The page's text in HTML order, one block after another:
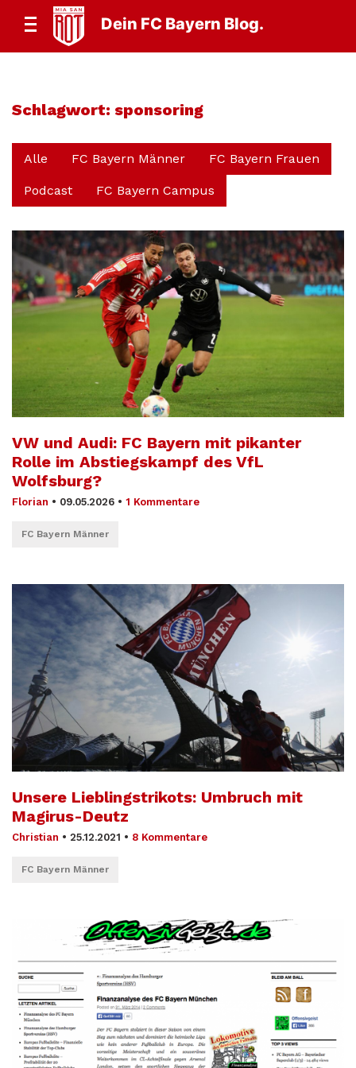
Dein FC Bayern Blog.
Schlagwort: sponsoring
Alle FC Bayern Männer FC Bayern Frauen
Podcast FC Bayern Campus
VW und Audi: FC Bayern mit pikanter
Rolle im Abstiegskampf des VfL
Wolfsburg?
Florian • 09.05.2026 • 1 Kommentare
FC Bayern Männer
Unsere Lieblingstrikots: Umbruch mit
Magirus-Deutz
Christian • 25.12.2021 • 8 Kommentare
FC Bayern Männer